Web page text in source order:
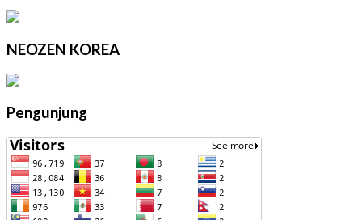
NEOZEN KOREA
Pengunjung